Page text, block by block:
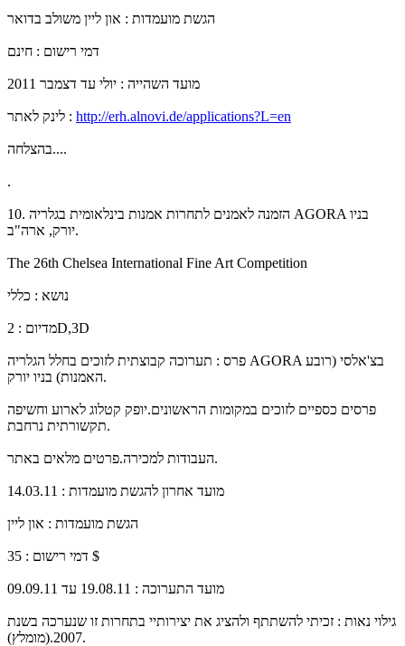
הגשת מועמדות : און ליין משולב בדואר
דמי רישום : חינם
מועד השהייה : יולי עד דצמבר 2011
לינק לאתר : http://erh.alnovi.de/applications?L=en
בהצלחה....
.
10. הזמנה לאמנים לתחרות אמנות בינלאומית בגלריה AGORA בניו
יורק, ארה"ב.
The 26th Chelsea International Fine Art Competition
נושא : כללי
מדיום : 2D,3D
פרס : תערוכה קבוצתית לזוכים בחלל הגלריה AGORA בצ'אלסי (רובע
האמנות) בניו יורק.
פרסים כספיים לזוכים במקומות הראשונים.יופק קטלוג לארוע וחשיפה
תקשורתית נרחבת.
העבודות למכירה.פרטים מלאים באתר.
מועד אחרון להגשת מועמדות : 14.03.11
הגשת מועמדות : און ליין
דמי רישום : 35 $
מועד התערוכה : 19.08.11 עד 09.09.11
גילוי נאות : זכיתי להשתתף ולהציג את יצירותיי בתחרות זו שנערכה בשנת
2007.(מומלץ).